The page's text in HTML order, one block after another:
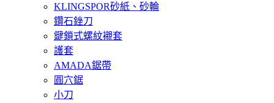
KLINGSPOR砂紙、砂輪
鑽石銼刀
鍵鎖式螺紋襯套
護套
AMADA鋸帶
圓穴鋸
小刀